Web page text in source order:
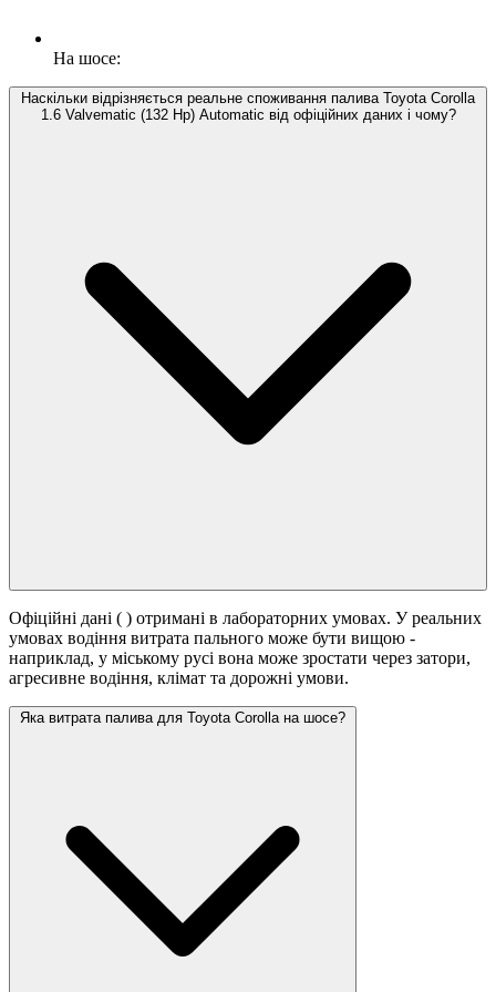
На шосе:
Наскільки відрізняється реальне споживання палива Toyota Corolla
1.6 Valvematic (132 Hp) Automatic від офіційних даних і чому?
Офіційні дані ( ) отримані в лабораторних умовах. У реальних
умовах водіння витрата пального може бути вищою -
наприклад, у міському русі вона може зростати через затори,
агресивне водіння, клімат та дорожні умови.
Яка витрата палива для Toyota Corolla на шосе?